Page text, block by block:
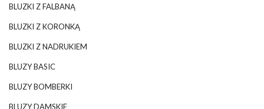
BLUZKI Z FALBANĄ
BLUZKI Z KORONKĄ
BLUZKI Z NADRUKIEM
BLUZY BASIC
BLUZY BOMBERKI
BLUZY DAMSKIE